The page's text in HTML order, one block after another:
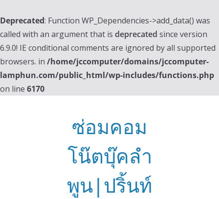
Deprecated: Function WP_Dependencies->add_data() was
called with an argument that is deprecated since version
6.9.0! IE conditional comments are ignored by all supported
browsers. in /home/jccomputer/domains/jccomputer-
lamphun.com/public_html/wp-includes/functions.php
on line 6170
ซ่อมคอม
โน๊ตบุ๊คลำ
พูน|ปริ้นท์